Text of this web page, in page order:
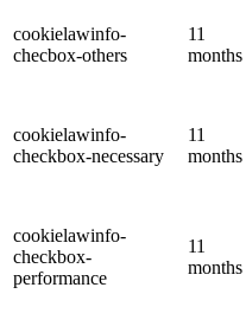
cookielawinfo-
checbox-others
11
months
cookielawinfo-
checkbox-necessary
11
months
cookielawinfo-
checkbox-
performance
11
months